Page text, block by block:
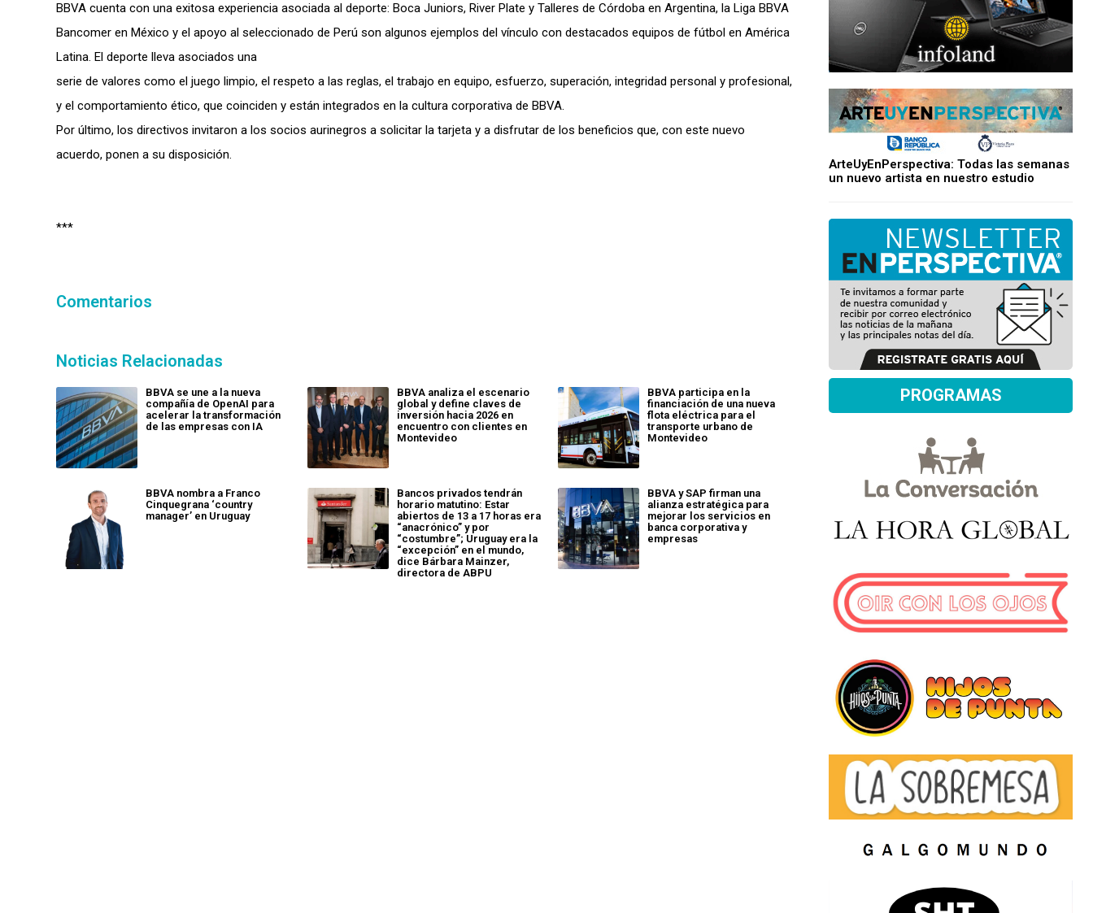
BBVA cuenta con una exitosa experiencia asociada al deporte: Boca Juniors, River Plate y Talleres de Córdoba en Argentina, la Liga BBVA
Bancomer en México y el apoyo al seleccionado de Perú son algunos ejemplos del vínculo con destacados equipos de fútbol en América
Latina. El deporte lleva asociados una
serie de valores como el juego limpio, el respeto a las reglas, el trabajo en equipo, esfuerzo, superación, integridad personal y profesional,
y el comportamiento ético, que coinciden y están integrados en la cultura corporativa de BBVA.
Por último, los directivos invitaron a los socios aurinegros a solicitar la tarjeta y a disfrutar de los beneficios que, con este nuevo
acuerdo, ponen a su disposición.
***
Comentarios
Noticias Relacionadas
BBVA se une a la nueva
compañía de OpenAI para
acelerar la transformación
de las empresas con IA
BBVA analiza el escenario
global y define claves de
inversión hacia 2026 en
encuentro con clientes en
Montevideo
BBVA participa en la
financiación de una nueva
flota eléctrica para el
transporte urbano de
Montevideo
BBVA nombra a Franco
Cinquegrana ‘country
manager’ en Uruguay
Bancos privados tendrán
horario matutino: Estar
abiertos de 13 a 17 horas era
“anacrónico” y por
“costumbre”; Uruguay era la
“excepción” en el mundo,
dice Bárbara Mainzer,
directora de ABPU
BBVA y SAP firman una
alianza estratégica para
mejorar los servicios en
banca corporativa y
empresas
ArteUyEnPerspectiva: Todas las semanas
un nuevo artista en nuestro estudio
PROGRAMAS